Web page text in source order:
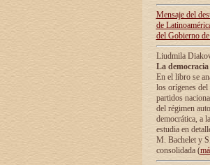
Mensaje del
de
del Gobierno
Liudmila
La
En el libro se
los orígenes
partidos
del régimen
democrática, а
estudia en
М. Bachelet у
consolidada (